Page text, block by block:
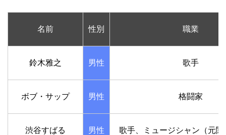
名前 性別 職業
鈴木雅之 男性 歌手
ボブ・サップ 男性 格闘家
渋谷すばる 男性 歌手、ミュージシャン（元